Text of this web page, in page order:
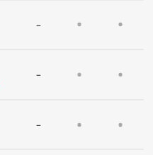
-
-
-